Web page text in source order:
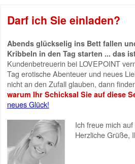
Darf ich Sie einladen?
Abends glückselig ins Bett fallen
Kribbeln in den Tag starten ... das
Kundenbetreuerin bei LOVEPOINT
Tag erotische Abenteuer und neues
nicht an den Zufall glauben, dann
warum Ihr Schicksal Sie auf diese
neues Glück!
Ich freue mich auf
Herzliche Grüße,